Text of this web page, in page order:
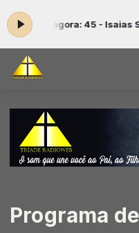
agora: 45 - Isaias Saad -
Programa